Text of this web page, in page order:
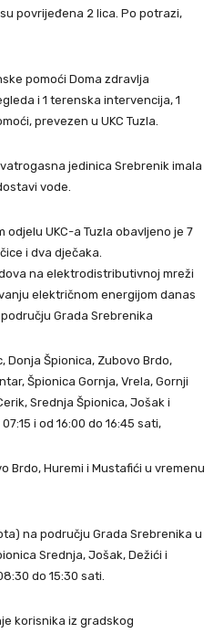
povrijeđena 2 lica. Po potrazi,
pomoći Doma zdravlja
i 1 terenska intervencija, 1
prevezen u UKC Tuzla.
vatrogasna jedinica Srebrenik imala
vode.
odjelu UKC-a Tuzla obavljeno je 7
i dva dječaka.
na elektrodistributivnoj mreži
električnom energijom danas
Grada Srebrenika
Donja Špionica, Zubovo Brdo,
Špionica Gornja, Vrela, Gornji
Srednja Špionica, Jošak i
i od 16:00 do 16:45 sati,
Brdo, Huremi i Mustafići u vremenu
na području Grada Srebrenika u
Srednja, Jošak, Dežići i
do 15:30 sati.
korisnika iz gradskog